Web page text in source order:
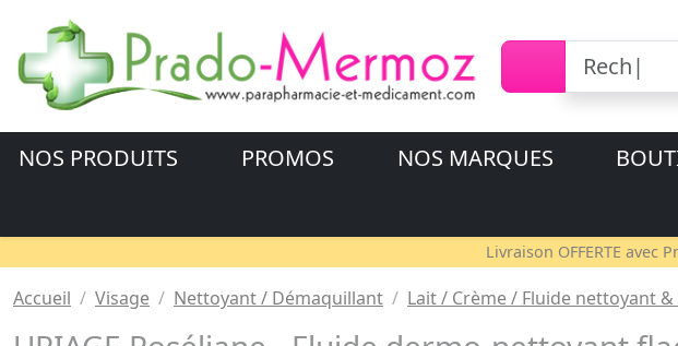
NOS PRODUITS PROMOS NOS MARQUES
Livraison OFFERTE avec
Accueil Visage Nettoyant / Démaquillant Lait / Crème / Fluide nettoyant